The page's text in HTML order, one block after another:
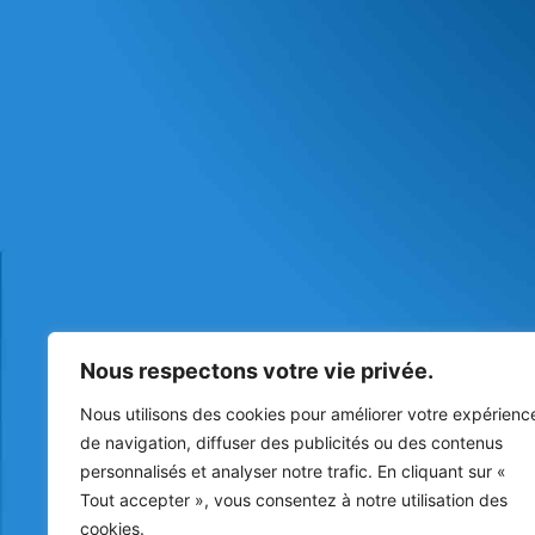
Nous respectons votre vie privée.
Nous utilisons des cookies pour améliorer votre
de navigation, diffuser des publicités ou des contenus
personnalisés et analyser notre trafic. En cliquant sur «
Tout accepter », vous consentez à notre utilisation des
cookies.